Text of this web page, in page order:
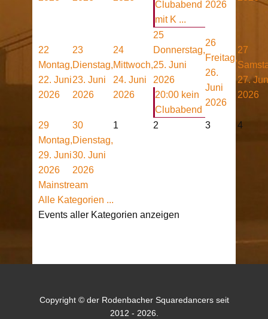
Clubabend
mit K ...
2026
22
Montag,
22. Juni
2026
23
Dienstag,
23. Juni
2026
24
Mittwoch,
24. Juni
2026
25
Donnerstag,
25. Juni
2026
20:00 kein
Clubabend
26
Freitag,
26.
Juni
2026
27
27.
2026
29
Montag,
29. Juni
2026
30
Dienstag,
30. Juni
2026
1 2 3 4
Mainstream
Alle Kategorien ...
Events aller Kategorien anzeigen
Copyright © der Rodenbacher Squaredancers seit
2012 - 2026.